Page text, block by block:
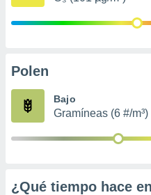
publicidad
Polen
Bajo
Gramíneas (6 #/m³)
¿Qué tiempo hace